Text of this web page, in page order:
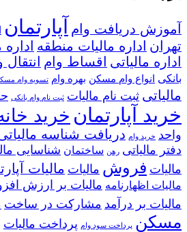
آموزش دریافت وام آپارتمان
تهران اداره مالیات منطقه
اداره مالیاتی اقساط وام انتقال
بانکی
انواع وام مسکن بهره وام تسویه وام
مالیاتی ثبت نام مالیات ثبت نام وام بانکی
خرید آپارتمان خرید
واحد خرید وام دریافت شناسه
دفتر مالیاتی رهن ساختمان شناسایی
مالیات فروش مالیات مالیات
مالیات اظهارنامه مالیات بر ارزش
مالیات بر درآمد مشارکت در ساخت
مسکن پرداخت سود وام پرداخت مالیات